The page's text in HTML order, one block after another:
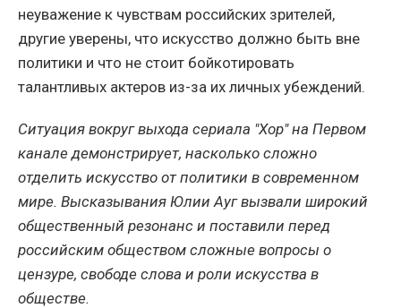
неуважение к чувствам российских зрителей,
другие уверены, что искусство должно быть вне
политики и что не стоит бойкотировать
талантливых актеров из-за их личных убеждений.
Ситуация вокруг выхода сериала "Хор" на Первом
канале демонстрирует, насколько сложно
отделить искусство от политики в современном
мире. Высказывания Юлии Ауг вызвали широкий
общественный резонанс и поставили перед
российским обществом сложные вопросы о
цензуре, свободе слова и роли искусства в
обществе.